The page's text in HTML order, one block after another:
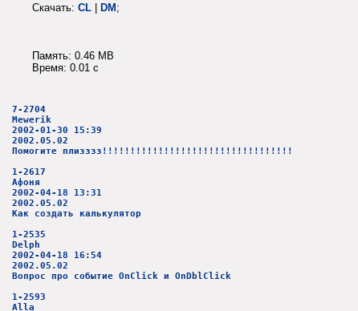
Скачать: CL | DM;
Память: 0.46 MB
Время: 0.01 c
7-2704
Mewerik
2002-01-30 15:39
2002.05.02
Помогите плизззз!!!!!!!!!!!!!!!!!!!!!!!!!!!!!!!!!!
1-2617
Афоня
2002-04-18 13:31
2002.05.02
Как создать калькулятор
1-2535
Delph
2002-04-18 16:54
2002.05.02
Вопрос про событие OnClick и OnDblClick
1-2593
Alla